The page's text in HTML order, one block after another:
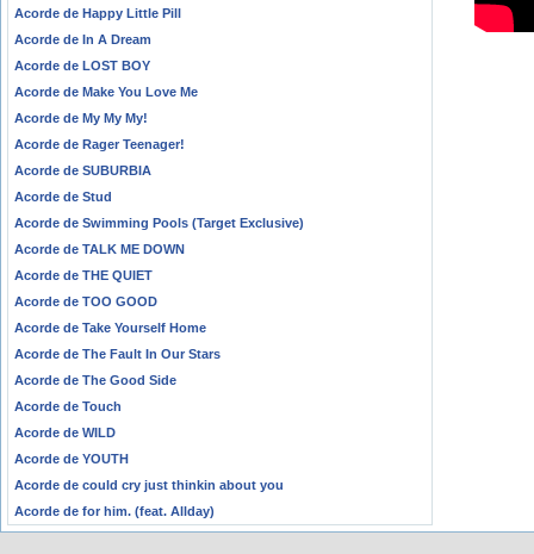
Acorde de Happy Little Pill
Acorde de In A Dream
Acorde de LOST BOY
Acorde de Make You Love Me
Acorde de My My My!
Acorde de Rager Teenager!
Acorde de SUBURBIA
Acorde de Stud
Acorde de Swimming Pools (Target Exclusive)
Acorde de TALK ME DOWN
Acorde de THE QUIET
Acorde de TOO GOOD
Acorde de Take Yourself Home
Acorde de The Fault In Our Stars
Acorde de The Good Side
Acorde de Touch
Acorde de WILD
Acorde de YOUTH
Acorde de could cry just thinkin about you
Acorde de for him. (feat. Allday)